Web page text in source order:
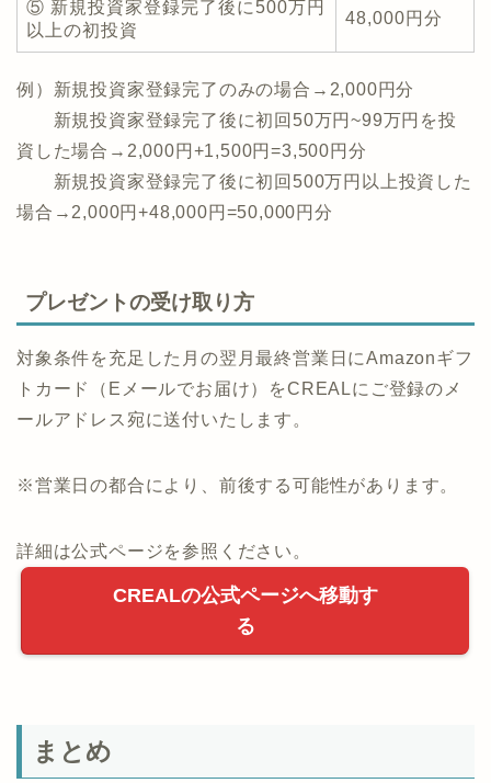
⑤ 新規投資家登録完了後に500万円
以上の初投資
48,000円分
例）新規投資家登録完了のみの場合→2,000円分
新規投資家登録完了後に初回50万円~99万円を投
資した場合→2,000円+1,500円=3,500円分
新規投資家登録完了後に初回500万円以上投資した
場合→2,000円+48,000円=50,000円分
プレゼントの受け取り方
対象条件を充足した月の翌月最終営業日にAmazonギフ
トカード（Eメールでお届け）をCREALにご登録のメ
ールアドレス宛に送付いたします。
※営業日の都合により、前後する可能性があります。
詳細は公式ページを参照ください。
CREALの公式ページへ移動す
る
まとめ